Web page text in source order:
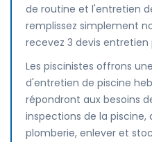
de routine et l'entretien
remplissez simplement
recevez 3 devis
Les piscinistes offrons
d'entretien de piscine
répondront aux besoins
inspections de la piscine,
plomberie, enlever et